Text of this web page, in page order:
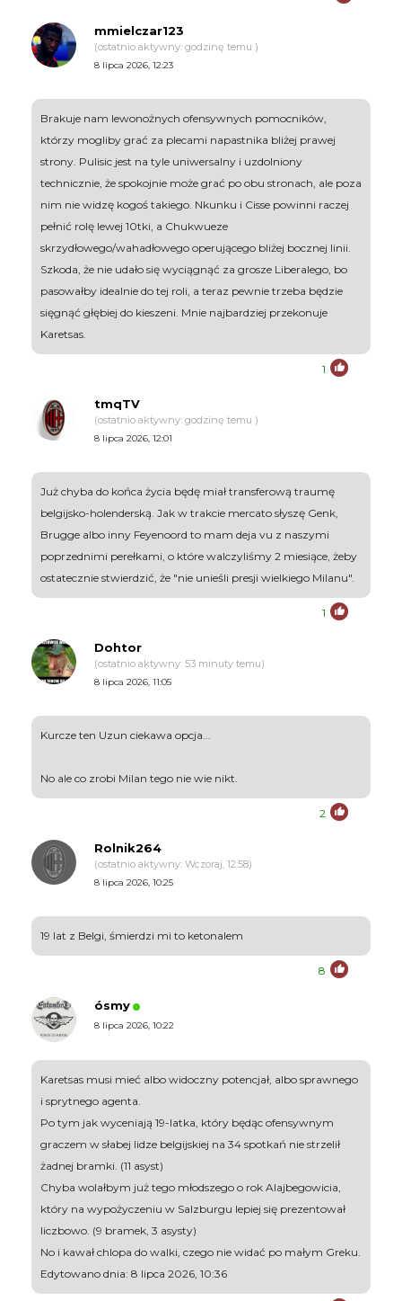
mmielczar123
(ostatnio aktywny: godzinę temu )
8 lipca 2026, 12:23
Brakuje nam lewonożnych ofensywnych pomocników,
którzy mogliby grać za plecami napastnika bliżej prawej
strony. Pulisic jest na tyle uniwersalny i uzdolniony
technicznie, że spokojnie może grać po obu stronach, ale poza
nim nie widzę kogoś takiego. Nkunku i Cisse powinni raczej
pełnić rolę lewej 10tki, a Chukwueze
skrzydłowego/wahadłowego operującego bliżej bocznej linii.
Szkoda, że nie udało się wyciągnąć za grosze Liberalego, bo
pasowałby idealnie do tej roli, a teraz pewnie trzeba będzie
sięgnąć głębiej do kieszeni. Mnie najbardziej przekonuje
Karetsas.
1
tmqTV
(ostatnio aktywny: godzinę temu )
8 lipca 2026, 12:01
Już chyba do końca życia będę miał transferową traumę
belgijsko-holenderską. Jak w trakcie mercato słyszę Genk,
Brugge albo inny Feyenoord to mam deja vu z naszymi
poprzednimi perełkami, o które walczyliśmy 2 miesiące, żeby
ostatecznie stwierdzić, że "nie unieśli presji wielkiego Milanu".
1
Dohtor
(ostatnio aktywny: 53 minuty temu)
8 lipca 2026, 11:05
Kurcze ten Uzun ciekawa opcja...
No ale co zrobi Milan tego nie wie nikt.
2
Rolnik264
(ostatnio aktywny: Wczoraj, 12:58)
8 lipca 2026, 10:25
19 lat z Belgi, śmierdzi mi to ketonalem
8
ósmy
8 lipca 2026, 10:22
Karetsas musi mieć albo widoczny potencjał, albo sprawnego
i sprytnego agenta.
Po tym jak wyceniają 19-latka, który będąc ofensywnym
graczem w słabej lidze belgijskiej na 34 spotkań nie strzelił
żadnej bramki. (11 asyst)
Chyba wolałbym już tego młodszego o rok Alajbegowicia,
który na wypożyczeniu w Salzburgu lepiej się prezentował
liczbowo. (9 bramek, 3 asysty)
No i kawał chlopa do walki, czego nie widać po małym Greku.
Edytowano dnia: 8 lipca 2026, 10:36